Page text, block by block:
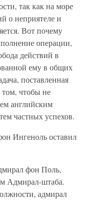
так как на море
о неприятеле и
Вот почему
операции,
действий в
ему в общих
поставленная
том, чтобы не
английским
частных успехов.
Ингеноль оставил
фон Поль,
Адмирал-штаба.
адмирал